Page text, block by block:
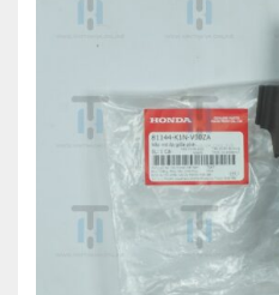
Không có sản phẩm